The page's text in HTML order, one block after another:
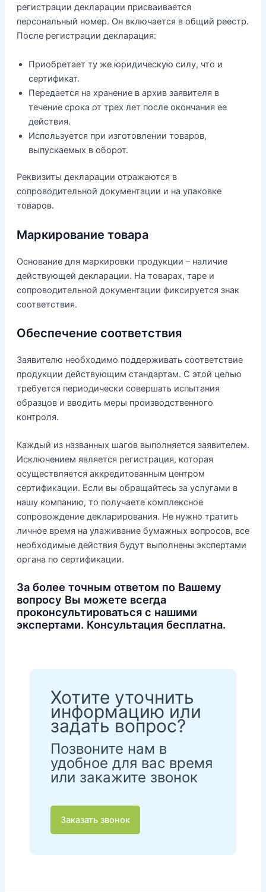
регистрации декларации присваивается
персональный номер. Он включается в общий реестр.
После регистрации декларация:
Приобретает ту же юридическую силу, что и
сертификат.
Передается на хранение в архив заявителя в
течение срока от трех лет после окончания ее
действия.
Используется при изготовлении товаров,
выпускаемых в оборот.
Реквизиты декларации отражаются в
сопроводительной документации и на упаковке
товаров.
Маркирование товара
Основание для маркировки продукции – наличие
действующей декларации. На товарах, таре и
сопроводительной документации фиксируется знак
соответствия.
Обеспечение соответствия
Заявителю необходимо поддерживать соответствие
продукции действующим стандартам. С этой целью
требуется периодически совершать испытания
образцов и вводить меры производственного
контроля.
Каждый из названных шагов выполняется заявителем.
Исключением является регистрация, которая
осуществляется аккредитованным центром
сертификации. Если вы обращайтесь за услугами в
нашу компанию, то получаете комплексное
сопровождение декларирования. Не нужно тратить
личное время на улаживание бумажных вопросов, все
необходимые действия будут выполнены экспертами
органа по сертификации.
За более точным ответом по Вашему
вопросу Вы можете всегда
проконсультироваться с нашими
экспертами. Консультация бесплатна.
Хотите уточнить
информацию или
задать вопрос?
Позвоните нам в
удобное для вас время
или закажите звонок
Заказать звонок